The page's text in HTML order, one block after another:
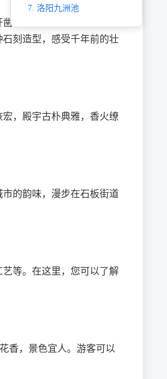
于公元五世纪至公元十三
刻造型，感受千年前的壮
，殿宇古朴典雅，香火缭
的韵味，漫步在石板街道
等。在这里，您可以了解
香，景色宜人。游客可以
7. 洛阳九洲池